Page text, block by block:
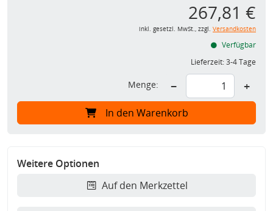
267,81 €
inkl. gesetzl. MwSt., zzgl. Versandkosten
Verfügbar
Lieferzeit:3-4 Tage
Menge: − +
In den Warenkorb
Weitere Optionen
Auf den Merkzettel